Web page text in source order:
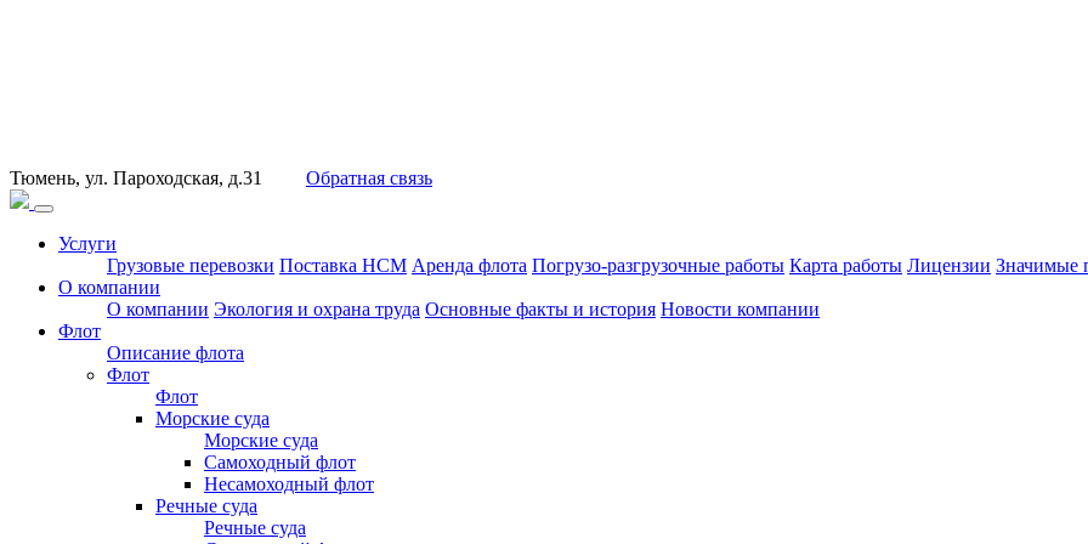
Тюмень, ул. Пароходская, д.31 Обратная связь
Услуги
Грузовые перевозки Поставка НСМ Аренда флота Погрузо-разгрузочные работы Карта работы Лицензии Значимые
О компании
О компании Экология и охрана труда Основные факты и история Новости компании
Флот
Описание флота
Флот
Флот
Морские суда
Морские суда
Самоходный флот
Несамоходный флот
Речные суда
Речные суда